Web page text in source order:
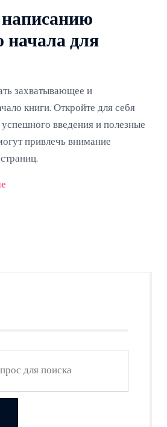
начала для
захватывающее и
книги. Откройте для себя
введения и полезные
привлечь внимание